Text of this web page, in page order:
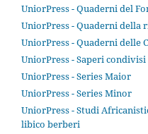
UniorPress - Quaderni del
UniorPress - Quaderni della
UniorPress - Quaderni delle
UniorPress - Saperi condivisi
UniorPress - Series Maior
UniorPress - Series Minor
UniorPress - Studi
libico berberi